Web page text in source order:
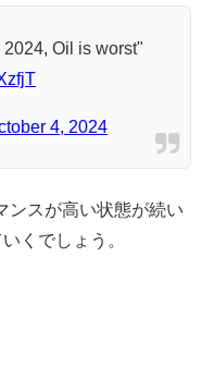
Oil is worst"
4, 2024
ンスが高い状態が続い
くでしょう。